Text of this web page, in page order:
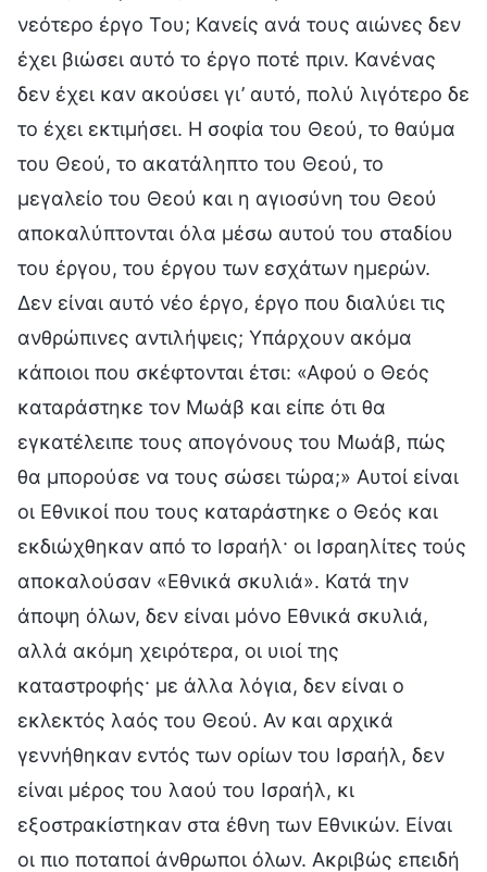
νεότερο έργο Του; Κανείς ανά τους αιώνες δεν
έχει βιώσει αυτό το έργο ποτέ πριν. Κανένας
δεν έχει καν ακούσει γι’ αυτό, πολύ λιγότερο δε
το έχει εκτιμήσει. Η σοφία του Θεού, το θαύμα
του Θεού, το ακατάληπτο του Θεού, το
μεγαλείο του Θεού και η αγιοσύνη του Θεού
αποκαλύπτονται όλα μέσω αυτού του σταδίου
του έργου, του έργου των εσχάτων ημερών.
Δεν είναι αυτό νέο έργο, έργο που διαλύει τις
ανθρώπινες αντιλήψεις; Υπάρχουν ακόμα
κάποιοι που σκέφτονται έτσι: «Αφού ο Θεός
καταράστηκε τον Μωάβ και είπε ότι θα
εγκατέλειπε τους απογόνους του Μωάβ, πώς
θα μπορούσε να τους σώσει τώρα;» Αυτοί είναι
οι Εθνικοί που τους καταράστηκε ο Θεός και
εκδιώχθηκαν από το Ισραήλ· οι Ισραηλίτες τούς
αποκαλούσαν «Εθνικά σκυλιά». Κατά την
άποψη όλων, δεν είναι μόνο Εθνικά σκυλιά,
αλλά ακόμη χειρότερα, οι υιοί της
καταστροφής· με άλλα λόγια, δεν είναι ο
εκλεκτός λαός του Θεού. Αν και αρχικά
γεννήθηκαν εντός των ορίων του Ισραήλ, δεν
είναι μέρος του λαού του Ισραήλ, κι
εξοστρακίστηκαν στα έθνη των Εθνικών. Είναι
οι πιο ποταποί άνθρωποι όλων. Ακριβώς επειδή